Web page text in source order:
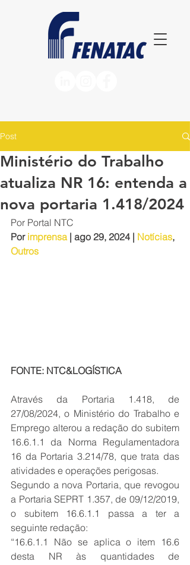
Post
Ministério do Trabalho
atualiza NR 16: entenda a
nova portaria 1.418/2024
Por Portal NTC
Por imprensa | ago 29, 2024 | Notícias,
Outros
FONTE: NTC&LOGÍSTICA
Através da Portaria 1.418, de
27/08/2024, o Ministério do Trabalho e
Emprego alterou a redação do subitem
16.6.1.1 da Norma Regulamentadora
16 da Portaria 3.214/78, que trata das
atividades e operações perigosas.
Segundo a nova Portaria, que revogou
a Portaria SEPRT 1.357, de 09/12/2019,
o subitem 16.6.1.1 passa a ter a
seguinte redação:
“16.6.1.1 Não se aplica o item 16.6
desta NR às quantidades de